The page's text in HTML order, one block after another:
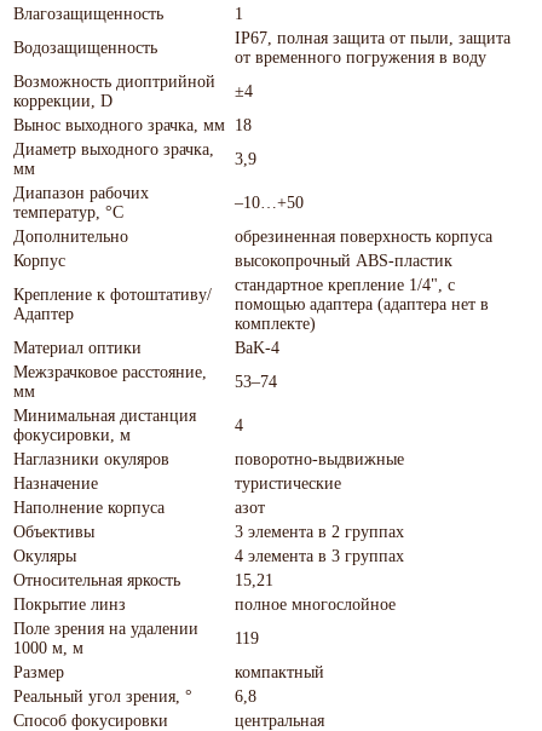
Влагозащищенность
1
Водозащищенность
IP67, полная защита от пыли, защита
от временного погружения в воду
Возможность диоптрийной
коррекции, D
±4
Вынос выходного зрачка, мм 18
Диаметр выходного зрачка,
мм
3,9
Диапазон рабочих
температур, °С
–10…+50
Дополнительно
обрезиненная поверхность корпуса
Корпус
высокопрочный ABS-пластик
Крепление к фотоштативу/
Адаптер
стандартное крепление 1/4", с
помощью адаптера (адаптера нет в
комплекте)
Материал оптики
BaK-4
Межзрачковое расстояние,
мм
53–74
Минимальная дистанция
фокусировки, м
4
Наглазники окуляров
поворотно-выдвижные
Назначение
туристические
Наполнение корпуса
азот
Объективы
3 элемента в 2 группах
Окуляры
4 элемента в 3 группах
Относительная яркость
15,21
Покрытие линз
полное многослойное
Поле зрения на удалении
1000 м, м
119
Размер
компактный
Реальный угол зрения, °
6,8
Способ фокусировки
центральная